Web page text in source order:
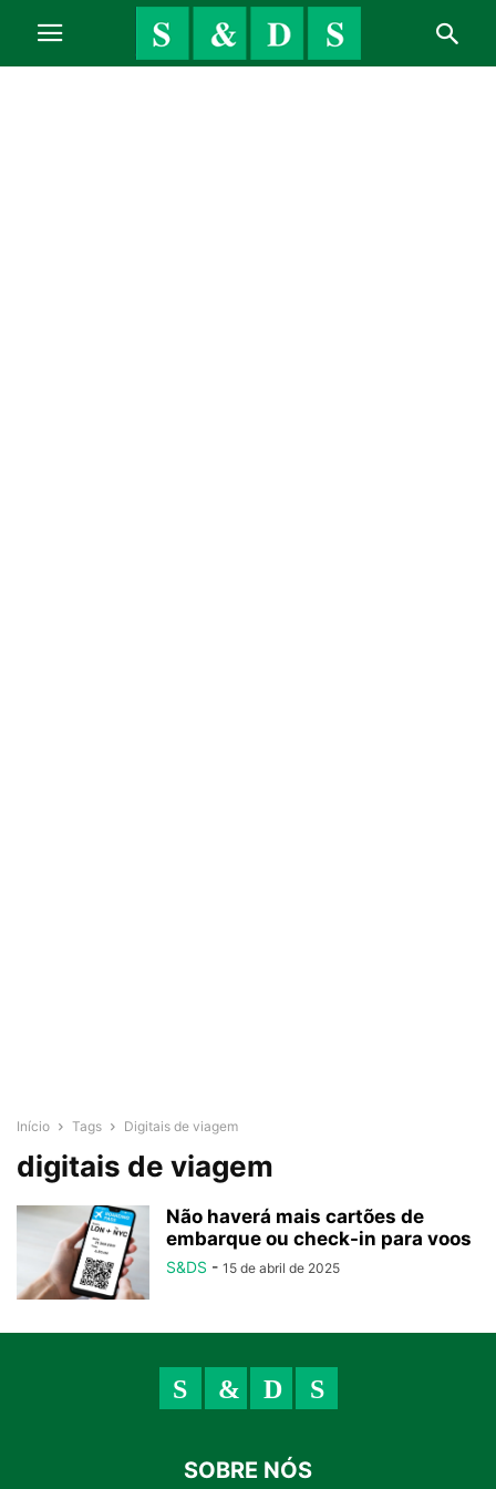
Início Tags Digitais de viagem
digitais de viagem
Não haverá mais cartões de
embarque ou check-in para voos
S&DS - 15 de abril de 2025
SOBRE NÓS